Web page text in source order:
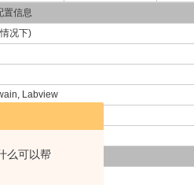
么可以帮
置信息
况下)
Labview
环境